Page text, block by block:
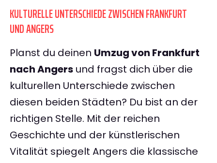
KULTURELLE UNTERSCHIEDE ZWISCHEN FRANKFURT
UND ANGERS
Planst du deinen Umzug von Frankfurt
nach Angers und fragst dich über die
kulturellen Unterschiede zwischen
diesen beiden Städten? Du bist an der
richtigen Stelle. Mit der reichen
Geschichte und der künstlerischen
Vitalität spiegelt Angers die klassische